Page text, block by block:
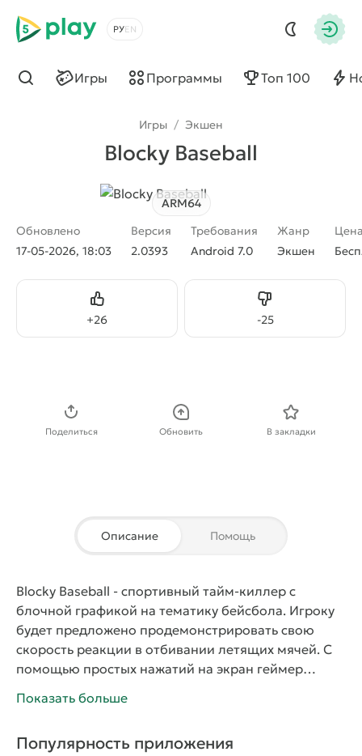
5play
Выбрать язык
Игры Программы Топ 100
Найти
Игры / Экшен
Blocky Baseball
ARM64
Обновлено
17-05-2026, 18:03
Версия
2.0393
Требования
Android 7.0
Жанр
Экшен
+26
Нравится -25
Не нравится
Поделиться Обновить В закладки
Описание Помощь
Blocky Baseball - спортивный тайм-киллер с
блочной графикой на тематику бейсбола. Игроку
будет предложено продемонстрировать свою
скорость реакции в отбивании летящих мячей. С
помощью простых нажатий на экран геймер
удара мяч должен находиться в специальной зоне,
очками. Играть предстоит как на обычных
Показать больше
Популярность приложения